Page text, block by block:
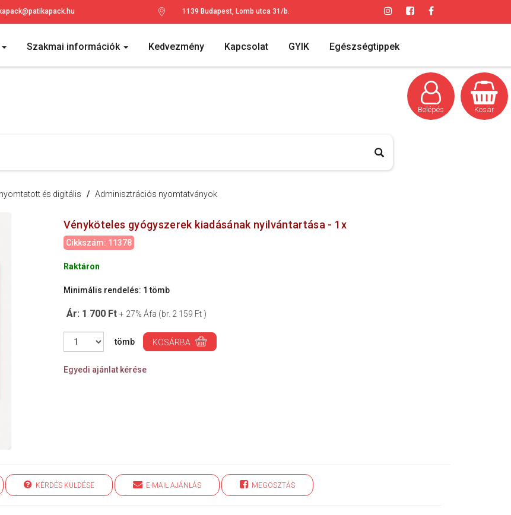
1139 Budapest, Lomb utca 31/b.
Szakmai információk Kedvezmény Kapcsolat GYIK Egészségtippek
Belépés Kosár
és digitális / Adminisztrációs nyomtatványok
Vényköteles gyógyszerek kiadásának nyilvántartása - 1x
Cikkszám: 11378
Raktáron
Minimális rendelés: 1 tömb
Ár: 1 700 Ft + 27% Áfa (br. 2 159 Ft )
tömb KOSÁRBA
Egyedi ajánlat kérése
KÉRDÉS KÜLDÉSE E-MAIL AJÁNLÁS MEGOSZTÁS